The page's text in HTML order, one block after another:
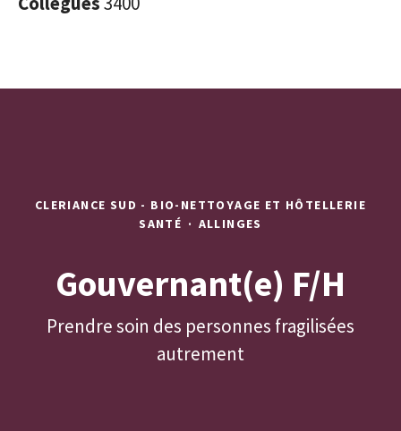
CLERIANCE SUD - BIO-NETTOYAGE ET HÔTELLERIE
SANTÉ · ALLINGES
Gouvernant(e) F/H
Prendre soin des personnes fragilisées
autrement